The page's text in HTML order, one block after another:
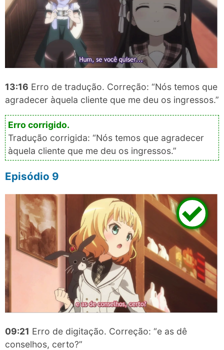
13:16 Erro de tradução. Correção: “Nós temos que
agradecer àquela cliente que me deu os ingressos.”
Tradução corrigida: “Nós temos que agradecer
àquela cliente que me deu os ingressos.”
Episódio 9
09:21 Erro de digitação. Correção: “e as dê
conselhos, certo?”